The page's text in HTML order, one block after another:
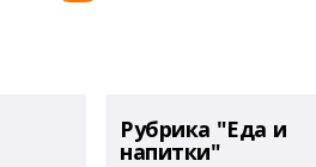
Рубрика "Еда и
напитки"